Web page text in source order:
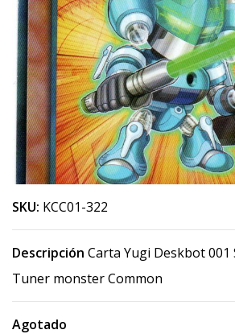
SKU: KCC01-322
Descripción Carta Yugi Deskbot 001
Tuner monster Common
Agotado